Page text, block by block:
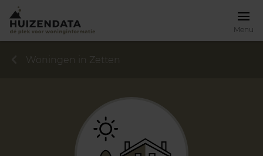
Menu
Woningen in Zetten